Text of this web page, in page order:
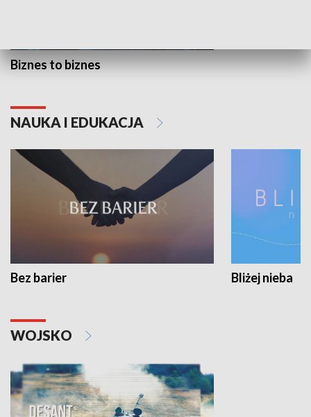
Biznes to biznes
NAUKA I EDUKACJA
Bez barier Bliżej nieba
WOJSKO